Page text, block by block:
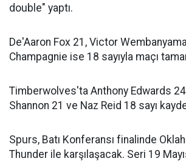
double" yaptı.
De'Aaron Fox 21, Victor
Champagnie ise 18 sayıyla maçı
Timberwolves'ta Anthony Edwards
Shannon 21 ve Naz Reid 18 sayı
Spurs, Batı Konferansı finalinde
Thunder ile karşılaşacak. Seri 19